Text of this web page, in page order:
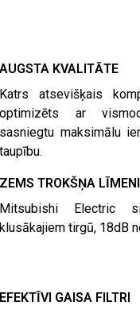
AUGSTA KVALITĀTE
Katrs atsevišķais
optimizēts ar
sasniegtu maksimālu
taupību.
ZEMS TROKŠŅA
Mitsubishi Electric
klusākajiem tirgū, 18dB
EFEKTĪVI GAISA FILTRI